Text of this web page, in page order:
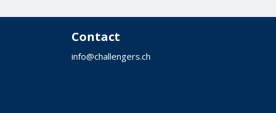
Contact
info@challengers.ch